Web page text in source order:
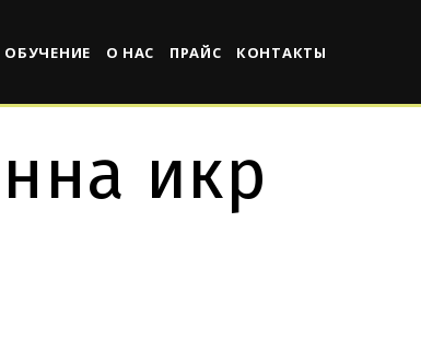
ОБУЧЕНИЕ О НАС ПРАЙС КОНТАКТЫ
икр